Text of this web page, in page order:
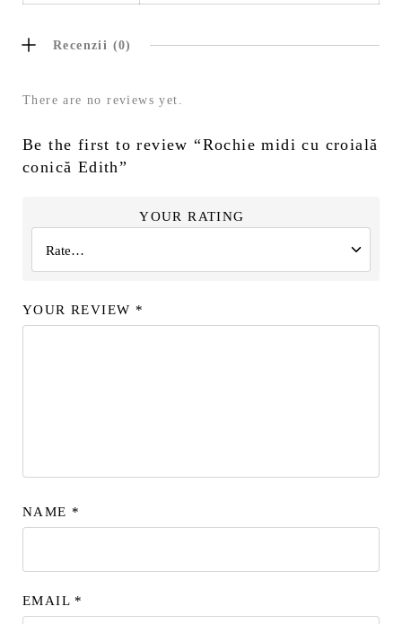
Recenzii (0)
There are no reviews yet.
Be the first to review “Rochie midi cu croială
conică Edith”
YOUR RATING
YOUR REVIEW *
NAME *
EMAIL *